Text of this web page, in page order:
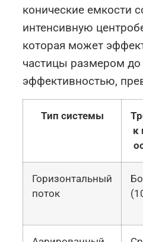
конические емкости
интенсивную
которая может
частицы размером
эффективностью,
Тип системы
к
Горизонтальный
поток